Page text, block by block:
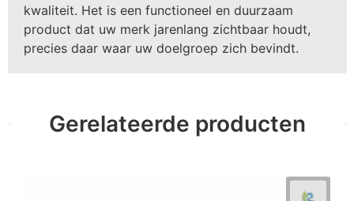
kwaliteit. Het is een functioneel en duurzaam
product dat uw merk jarenlang zichtbaar houdt,
precies daar waar uw doelgroep zich bevindt. ​
Gerelateerde producten